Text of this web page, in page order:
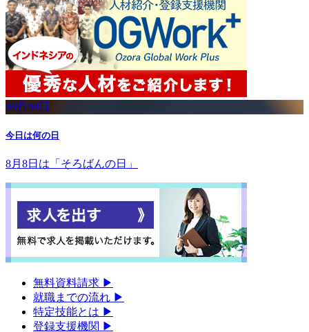
08月08日
今日は何の日
8月8日は「そろばんの日」
無料資料請求 ▶︎
就職までの流れ ▶︎
特定技能とは ▶︎
登録支援機関 ▶︎